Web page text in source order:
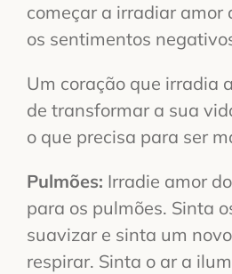
começar a irradiar amor
os sentimentos
Um coração que irradia
de transformar a sua
o que precisa para ser
Pulmões: Irradie amor
para os pulmões. Sinta
suavizar e sinta um
respirar. Sinta o ar a